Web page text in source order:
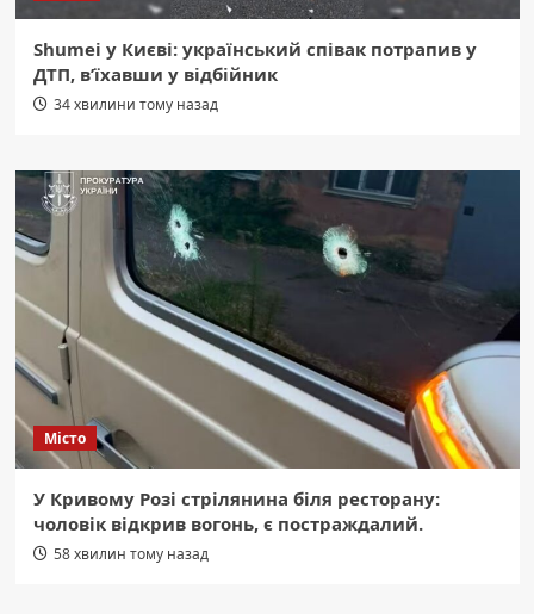
Shumei у Києві: український співак потрапив у
ДТП, в’їхавши у відбійник
34 хвилини тому назад
Місто
У Кривому Розі стрілянина біля ресторану:
чоловік відкрив вогонь, є постраждалий.
58 хвилин тому назад